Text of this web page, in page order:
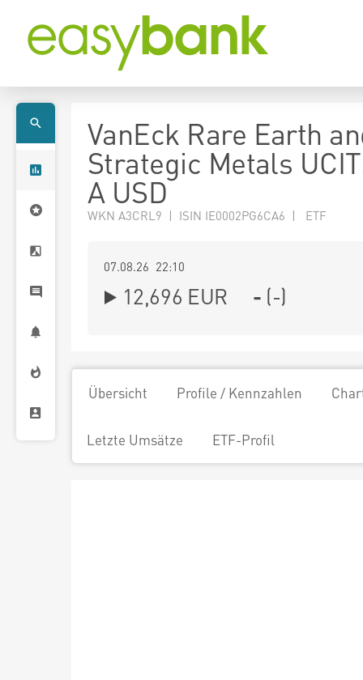
VanEck Rare Earth
Strategic Metals
A USD
WKN A3CRL9 | ISIN IE0002PG6CA6 | ETF
07.08.26 22:10
12,696 EUR - (-)
Übersicht Profile / Kennzahlen
Letzte Umsätze ETF-Profil